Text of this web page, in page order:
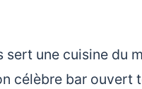
sert une cuisine du
célèbre bar ouvert